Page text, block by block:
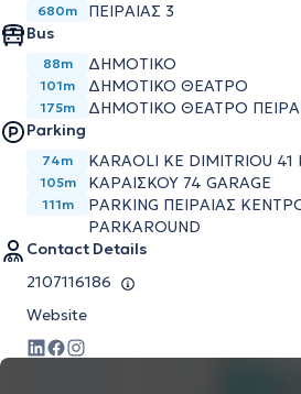
680m
ΠΕΙΡΑΙΑΣ 3
Bus
88m ΔΗΜΟΤΙΚΟ
101m ΔΗΜΟΤΙΚΟ ΘΕΑΤΡΟ
175m
ΔΗΜΟΤΙΚΟ ΘΕΑΤΡΟ
Parking
74m KARAOLI KE DIMITRIOU 41
105m ΚΑΡΑΙΣΚΟΥ 74 GARAGE
111m
PARKING ΠΕΙΡΑΙΑΣ
PARKAROUND
Contact Details
2107116186
Website